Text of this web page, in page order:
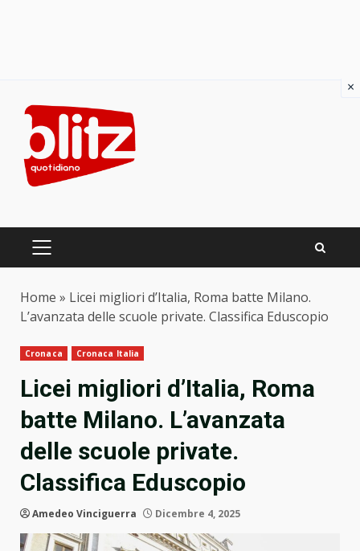
content
PRIMARY
Home » Licei migliori d’Italia, Roma batte Milano.
L’avanzata delle scuole private. Classifica Eduscopio
Cronaca Cronaca Italia
Licei migliori d’Italia, Roma
batte Milano. L’avanzata
delle scuole private.
Classifica Eduscopio
Amedeo Vinciguerra Dicembre 4, 2025
×